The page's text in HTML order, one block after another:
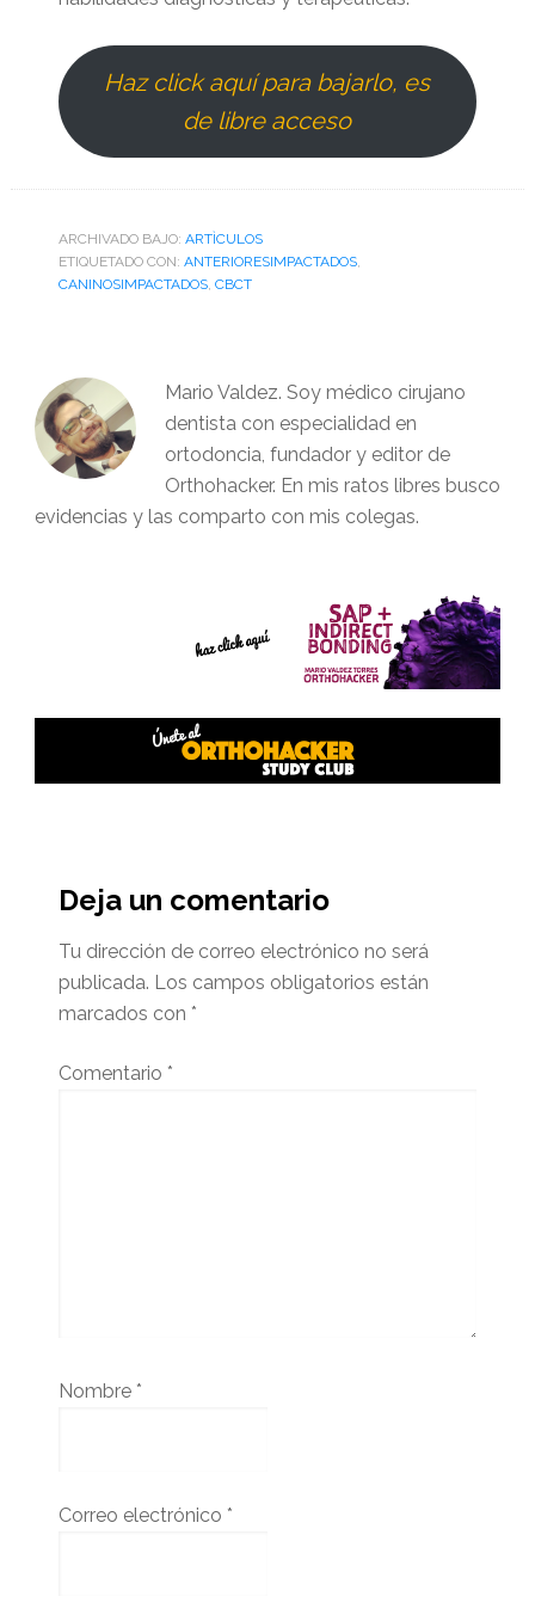
Haz click aquí para bajarlo, es
de libre acceso
ARCHIVADO BAJO: ARTÌCULOS
ETIQUETADO CON: ANTERIORESIMPACTADOS,
CANINOSIMPACTADOS, CBCT
Mario Valdez. Soy médico cirujano
dentista con especialidad en
ortodoncia, fundador y editor de
Orthohacker. En mis ratos libres busco
evidencias y las comparto con mis colegas.
del
lector
Deja un comentario
Tu dirección de correo electrónico no será
publicada. Los campos obligatorios están
marcados con *
Comentario *
Nombre *
Correo electrónico *